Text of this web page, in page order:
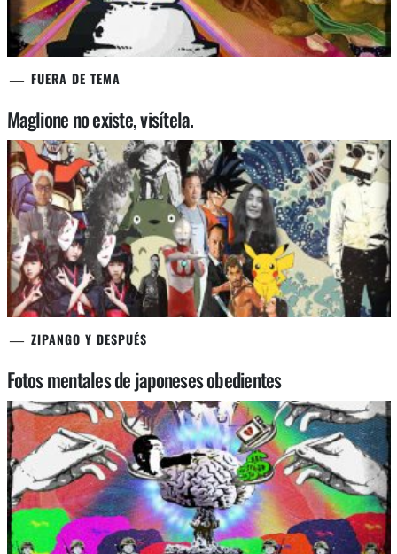
FUERA DE TEMA
Maglione no existe, visítela.
ZIPANGO Y DESPUÉS
Fotos mentales de japoneses obedientes